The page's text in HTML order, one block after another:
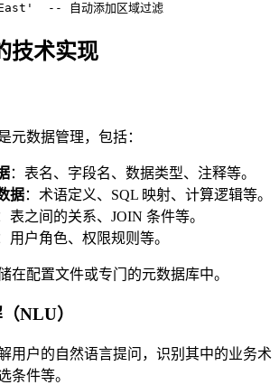
技术实现
元数据管理，包括：
：表名、字段名、数据类型、注释等。
据：术语定义、SQL 映射、计算逻辑等。
表之间的关系、JOIN 条件等。
用户角色、权限规则等。
在配置文件或专门的元数据库中。
NLU）
用户的自然语言提问，识别其中的业务术
条件等。